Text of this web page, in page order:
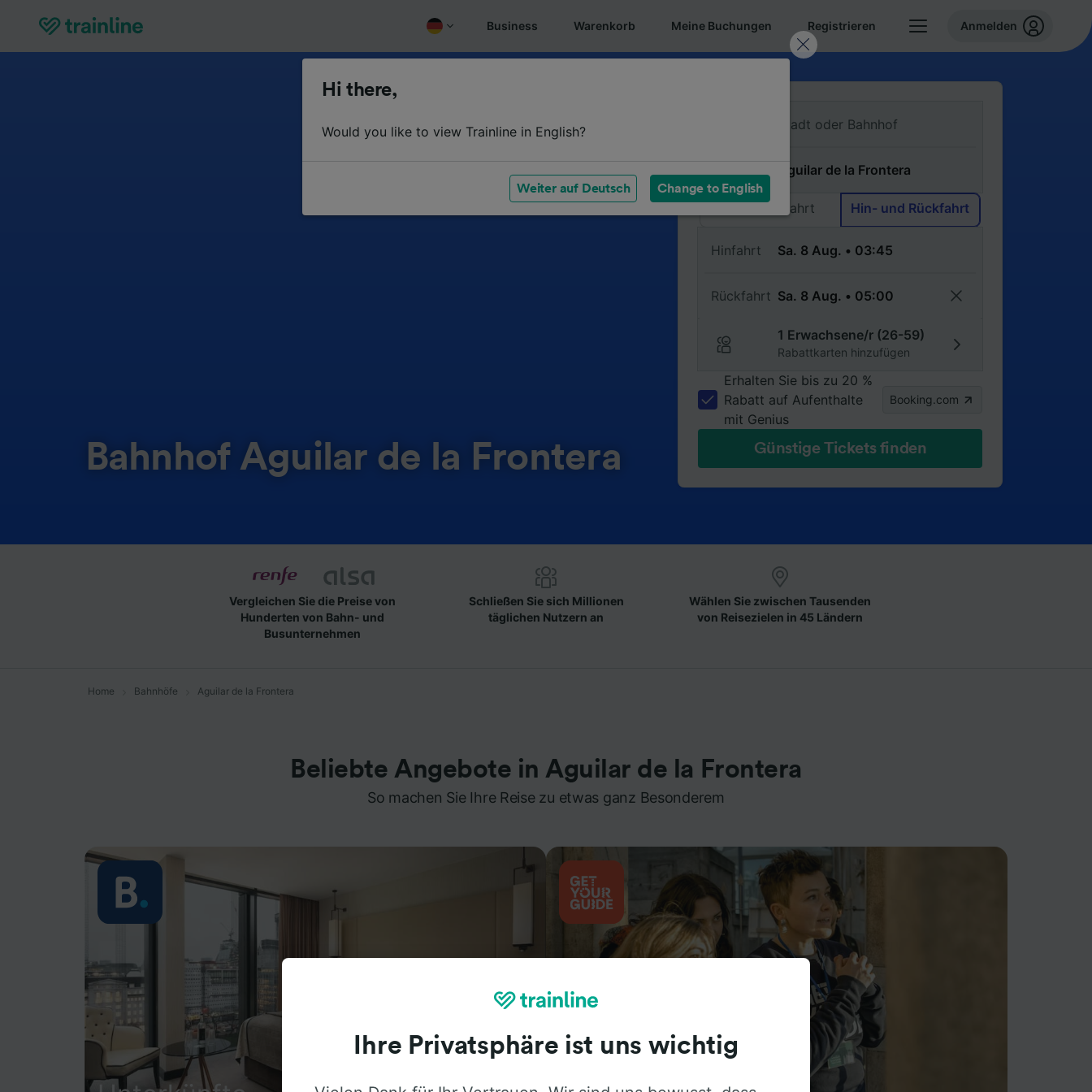
Business Warenkorb Meine Buchungen Registrieren Anmelden
Bahnhof Aguilar de la Frontera
Einfache Fahrt Hin- und Rückfahrt
Hinfahrt
Rückfahrt
1 Erwachsene/r (26-59)
Rabattkarten hinzufügen
Erhalten Sie bis zu 20 %
Rabatt auf Aufenthalte
mit Genius
Booking.com
Günstige Tickets finden
Vergleichen Sie die Preise von
Hunderten von Bahn- und
Busunternehmen
Schließen Sie sich Millionen
täglichen Nutzern an
Wählen Sie zwischen Tausenden
von Reisezielen in 45 Ländern
Home Bahnhöfe Aguilar de la Frontera
Beliebte Angebote in Aguilar de la Frontera
So machen Sie Ihre Reise zu etwas ganz Besonderem
Hi there,
Would you like to view Trainline in English?
Weiter auf Deutsch Change to English
Ihre Privatsphäre ist uns wichtig